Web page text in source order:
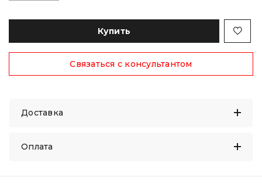
Купить
Связаться с консультантом
Доставка
Оплата